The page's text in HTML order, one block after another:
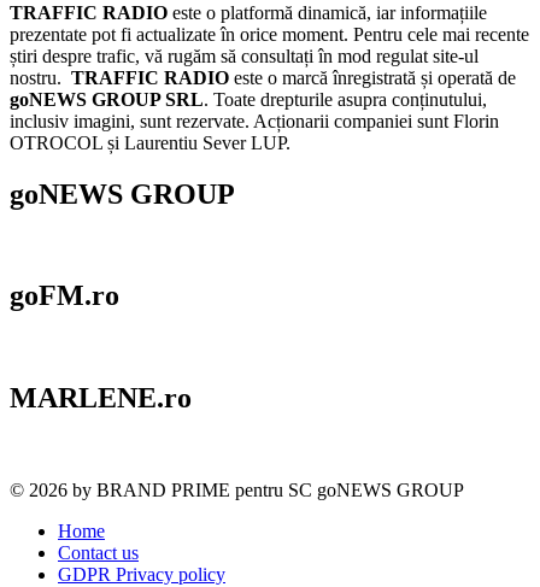
TRAFFIC RADIO este o platformă dinamică, iar informațiile
prezentate pot fi actualizate în orice moment. Pentru cele mai recente
știri despre trafic, vă rugăm să consultați în mod regulat site-ul
nostru. TRAFFIC RADIO este o marcă înregistrată și operată de
goNEWS GROUP SRL. Toate drepturile asupra conținutului,
inclusiv imagini, sunt rezervate. Acționarii companiei sunt Florin
OTROCOL și Laurentiu Sever LUP.
goNEWS GROUP
goFM.ro
MARLENE.ro
© 2026 by BRAND PRIME pentru SC goNEWS GROUP
Home
Contact us
GDPR Privacy policy